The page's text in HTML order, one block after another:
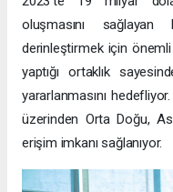
oluşmasını
derinleştirmek için
yaptığı ortaklık
yararlanmasını
üzerinden Orta Doğu,
erişim imkanı sağlanıyor.